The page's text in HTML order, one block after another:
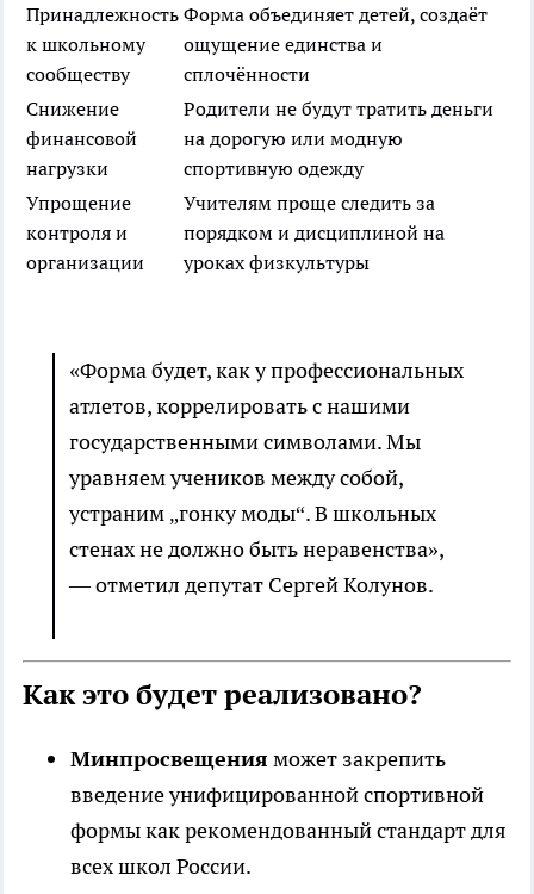
Принадлежность
к школьному
сообществу
Форма объединяет детей, создаёт
ощущение единства и
сплочённости
Снижение
финансовой
нагрузки
Родители не будут тратить деньги
на дорогую или модную
спортивную одежду
Упрощение
контроля и
организации
Учителям проще следить за
порядком и дисциплиной на
уроках физкультуры
«Форма будет, как у профессиональных
атлетов, коррелировать с нашими
государственными символами. Мы
уравняем учеников между собой,
устраним „гонку моды“. В школьных
стенах не должно быть неравенства»,
— отметил депутат Сергей Колунов.
Как это будет реализовано?
Минпросвещения может закрепить
введение унифицированной спортивной
формы как рекомендованный стандарт для
всех школ России.